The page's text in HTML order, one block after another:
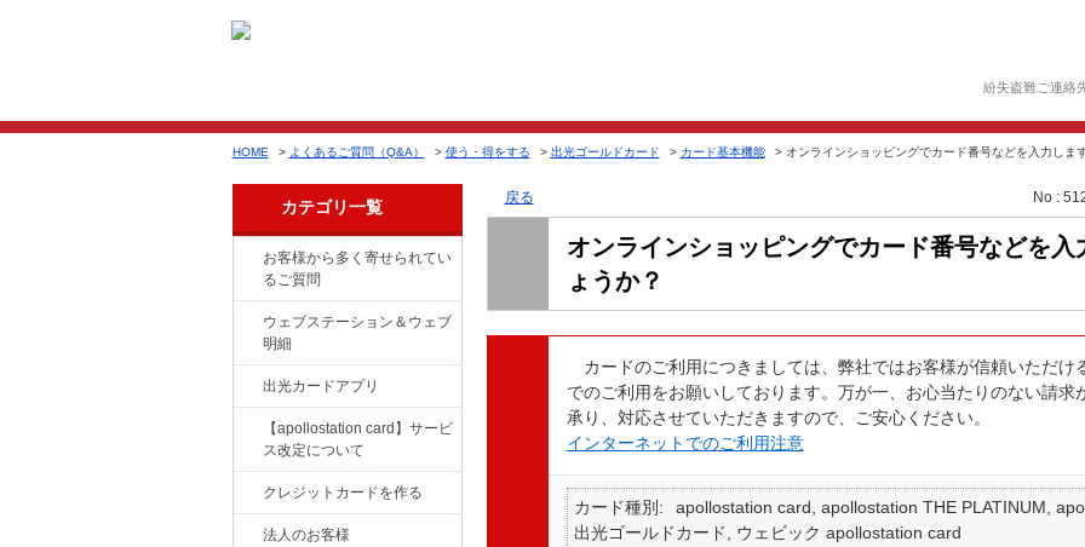
紛失盗難ご連絡
HOME > よくあるご質問（Q&A） > 使う・得をする > 出光ゴールドカード > カード基本機能 > オンラインショッピングでカード番号などを入力しま
カテゴリ一覧
お客様から多く寄せられてい
るご質問
ウェブステーション＆ウェブ
明細
出光カードアプリ
【apollostation card】サービ
ス改定について
クレジットカードを作る
法人のお客様
戻る No :
オンラインショッピングでカード番号などを入
ょうか？
カードのご利用につきましては、弊社ではお客様が信頼いただけ
でのご利用をお願いしております。万が一、お心当たりのない請求
承り、対応させていただきますので、ご安心ください。
インターネットでのご利用注意
カード種別
apollostation card, apollostation THE PLATINUM,
出光ゴールドカード, ウェビック apollostation card